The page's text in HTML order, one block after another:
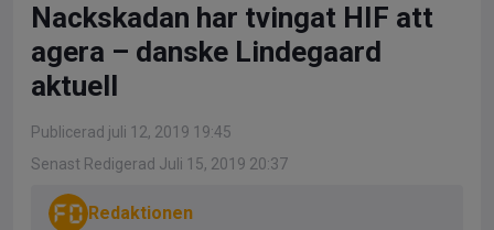
Nackskadan har tvingat HIF att
agera – danske Lindegaard
aktuell
Publicerad juli 12, 2019 19:45
Senast Redigerad Juli 15, 2019 20:37
Redaktionen